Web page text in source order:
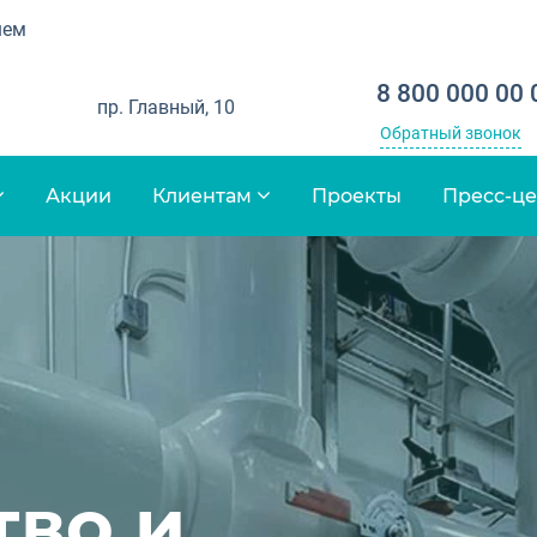
пр. Главный, 10 8 800 000 00
Обратный звонок
Акции Клиентам Проекты Пресс-